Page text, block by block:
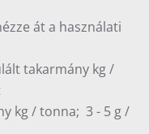
át a használati
takarmány kg /
kg / tonna; 3 - 5 g /